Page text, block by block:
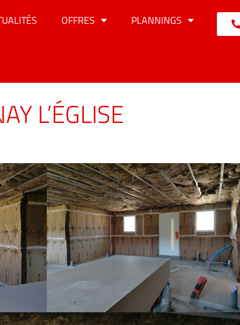
OFFRES
PLANNINGS
L’ÉGLISE